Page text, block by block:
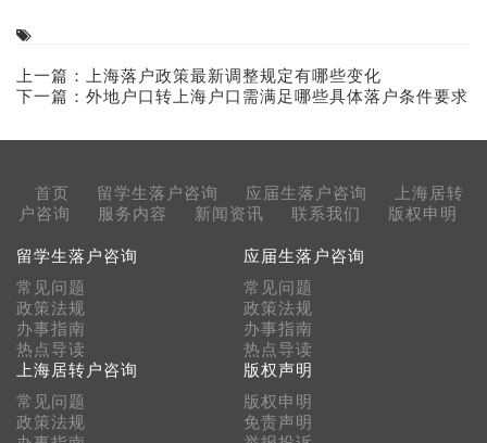
上一篇：
上海落户政策最新调整规定有哪些变化
下一篇： 外地户口转上海户口需满足哪些具体落户条件要求
首页 留学生落户咨询 应届生落户咨询
上海居转
户咨询
服务内容 新闻资讯 联系我们 版权申明
留学生落户咨询
常见问题
政策法规
办事指南
热点导读
应届生落户咨询
常见问题
政策法规
办事指南
热点导读
上海居转户咨询
常见问题
政策法规
版权声明
版权申明
免责声明